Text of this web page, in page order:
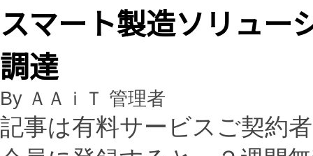
スマート製造ソリュー
調達
By ＡＡｉＴ 管理者
記事は有料サービスご契約